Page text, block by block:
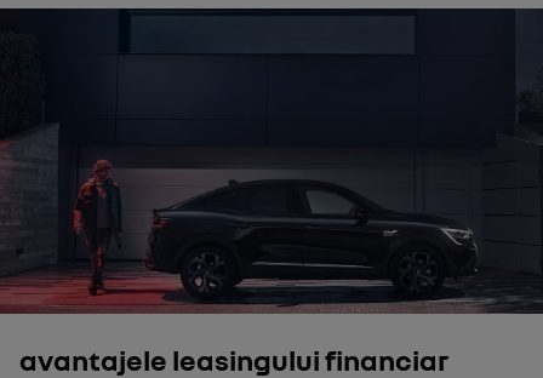
avantajele leasingului financiar